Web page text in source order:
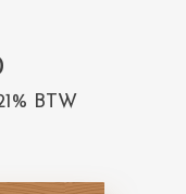
BTW